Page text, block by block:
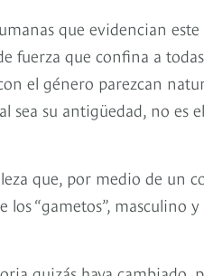
que evidencian este
fuerza que confina a
el género parezcan
sea su antigüedad, no es
que, por medio de un
los “gametos”,